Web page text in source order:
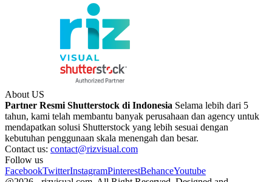
About US
Partner Resmi Shutterstock di Indonesia Selama lebih dari 5
tahun, kami telah membantu banyak perusahaan dan agency untuk
mendapatkan solusi Shutterstock yang lebih sesuai dengan
kebutuhan penggunaan skala menengah dan besar.
Contact us: contact@rizvisual.com
Follow us
FacebookTwitterInstagramPinterestBehanceYoutube